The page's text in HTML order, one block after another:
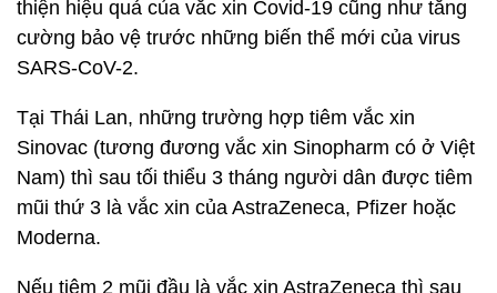
thiện hiệu quả của vắc xin Covid-19 cũng như tăng
cường bảo vệ trước những biến thể mới của virus
SARS-CoV-2.
Tại Thái Lan, những trường hợp tiêm vắc xin
Sinovac (tương đương vắc xin Sinopharm có ở Việt
Nam) thì sau tối thiểu 3 tháng người dân được tiêm
mũi thứ 3 là vắc xin của AstraZeneca, Pfizer hoặc
Moderna.
Nếu tiêm 2 mũi đầu là vắc xin AstraZeneca thì sau